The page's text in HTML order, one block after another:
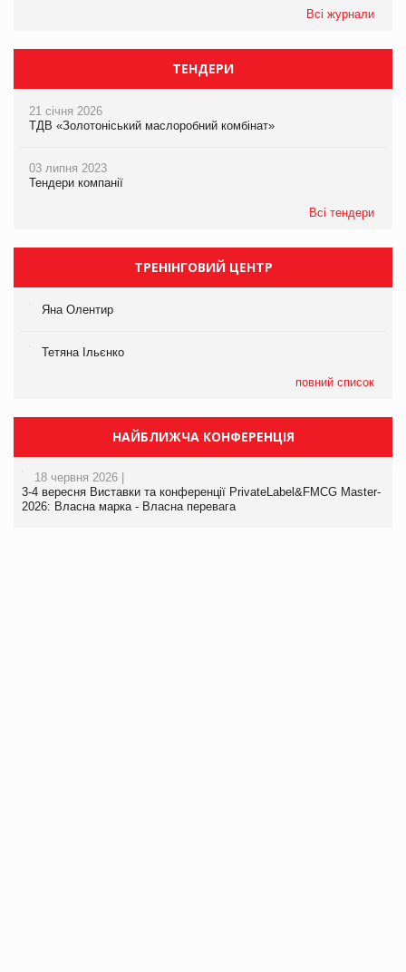
Всі журнали
ТЕНДЕРИ
21 січня 2026
ТДВ «Золотоніський маслоробний комбінат»
03 липня 2023
Тендери компанії
Всі тендери
ТРЕНІНГОВИЙ ЦЕНТР
Яна Олентир
Тетяна Ільєнко
повний список
НАЙБЛИЖЧА КОНФЕРЕНЦІЯ
18 червня 2026 |
3-4 вересня Виставки та конференції PrivateLabel&FMCG Master-
2026: Власна марка - Власна перевага